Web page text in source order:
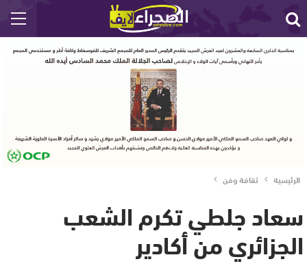
الرئيسية ثقافة وفن
سعاد جلطي تكرم الشعب
الجزائري من أكادير